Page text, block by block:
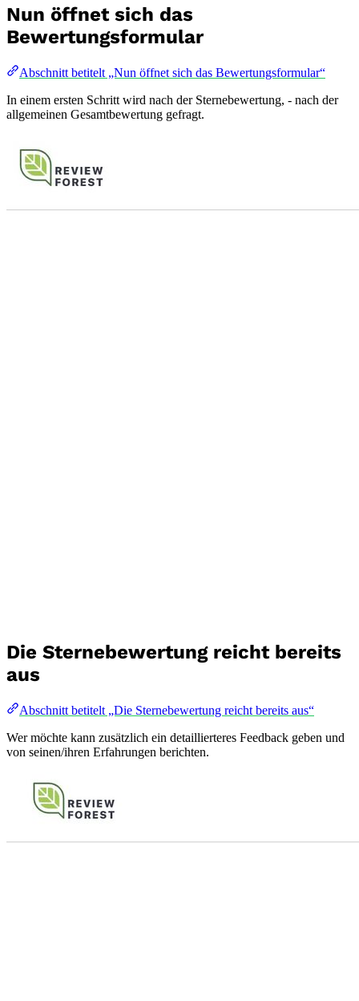
Nun öffnet sich das
Bewertungsformular
Abschnitt betitelt „Nun öffnet sich das Bewertungsformular“
In einem ersten Schritt wird nach der Sternebewertung, - nach der
allgemeinen Gesamtbewertung gefragt.
Die Sternebewertung reicht bereits
aus
Abschnitt betitelt „Die Sternebewertung reicht bereits aus“
Wer möchte kann zusätzlich ein detaillierteres Feedback geben und
von seinen/ihren Erfahrungen berichten.